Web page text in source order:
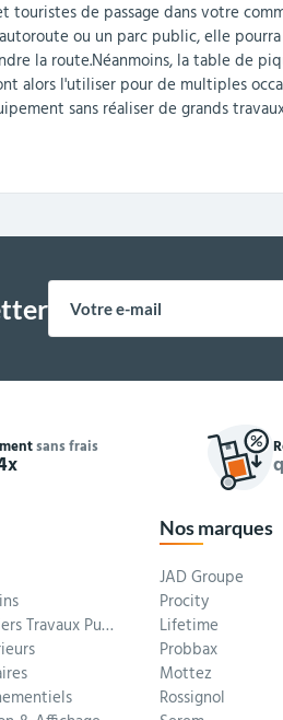
touristes de passage dans votre
ou un parc public, elle
la route.Néanmoins, la table de
alors l'utiliser pour de multiples
sans réaliser de grands
sans frais
Équipements routiers Travaux Publics
Nos marques
JAD Groupe
Procity
Lifetime
Probbax
Mottez
Rossignol